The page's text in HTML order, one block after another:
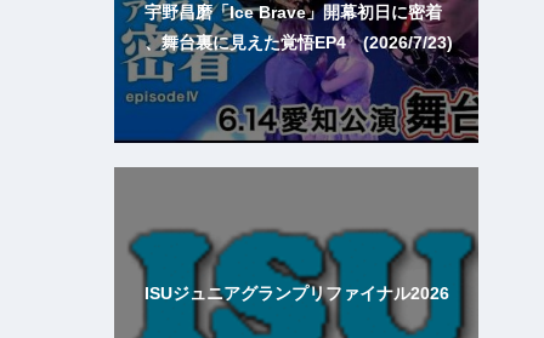
宇野昌磨「Ice Brave」開幕初日に密着
、舞台裏に見えた覚悟EP4 (2026/7/23)
ISUジュニアグランプリファイナル2026